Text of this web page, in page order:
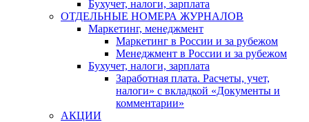
Бухучет, налоги, зарплата
ОТДЕЛЬНЫЕ НОМЕРА ЖУРНАЛОВ
Маркетинг, менеджмент
Маркетинг в России и за рубежом
Менеджмент в России и за рубежом
Бухучет, налоги, зарплата
Заработная плата. Расчеты, учет,
налоги» с вкладкой «Документы и
комментарии»
АКЦИИ